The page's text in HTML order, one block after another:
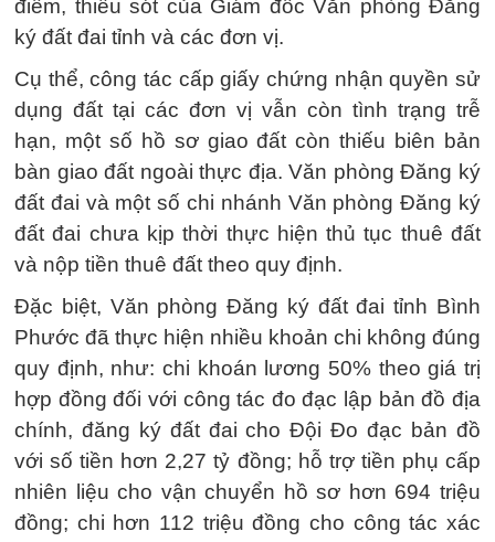
điểm, thiếu sót của Giám đốc Văn phòng Đăng
ký đất đai tỉnh và các đơn vị.
Cụ thể, công tác cấp giấy chứng nhận quyền sử
dụng đất tại các đơn vị vẫn còn tình trạng trễ
hạn, một số hồ sơ giao đất còn thiếu biên bản
bàn giao đất ngoài thực địa. Văn phòng Đăng ký
đất đai và một số chi nhánh Văn phòng Đăng ký
đất đai chưa kịp thời thực hiện thủ tục thuê đất
và nộp tiền thuê đất theo quy định.
Đặc biệt, Văn phòng Đăng ký đất đai tỉnh Bình
Phước đã thực hiện nhiều khoản chi không đúng
quy định, như: chi khoán lương 50% theo giá trị
hợp đồng đối với công tác đo đạc lập bản đồ địa
chính, đăng ký đất đai cho Đội Đo đạc bản đồ
với số tiền hơn 2,27 tỷ đồng; hỗ trợ tiền phụ cấp
nhiên liệu cho vận chuyển hồ sơ hơn 694 triệu
đồng; chi hơn 112 triệu đồng cho công tác xác